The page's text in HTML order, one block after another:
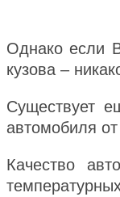
Однако если
кузова –
Существует
автомобиля
Качество